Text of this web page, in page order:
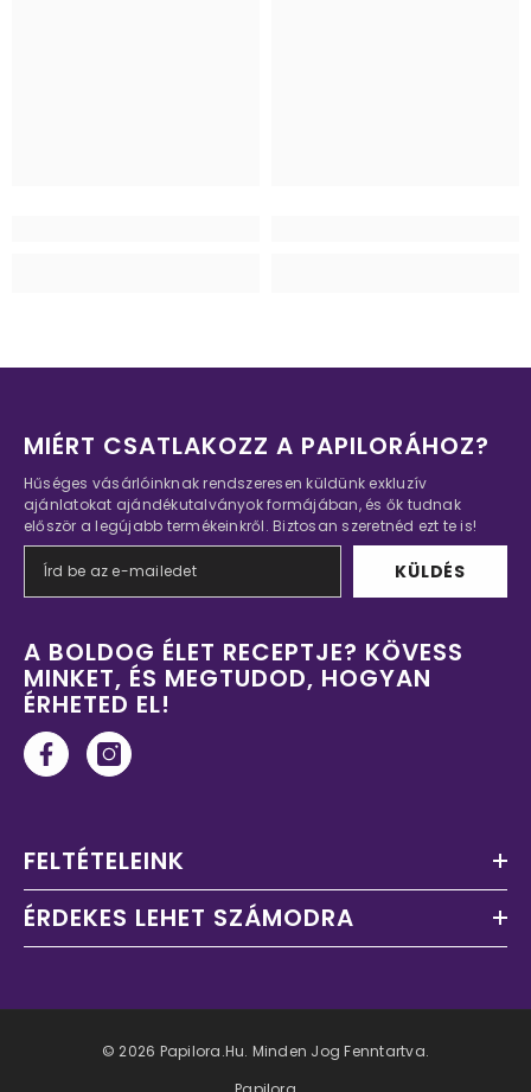
MIÉRT CSATLAKOZZ A PAPILORÁHOZ?
Hűséges vásárlóinknak rendszeresen küldünk exkluzív
ajánlatokat ajándékutalványok formájában, és ők tudnak
először a legújabb termékeinkről. Biztosan szeretnéd ezt te is!
KÜLDÉS
A BOLDOG ÉLET RECEPTJE? KÖVESS
MINKET, ÉS MEGTUDOD, HOGYAN
ÉRHETED EL!
FELTÉTELEINK
ÉRDEKES LEHET SZÁMODRA
© 2026 Papilora.hu. Minden Jog Fenntartva.